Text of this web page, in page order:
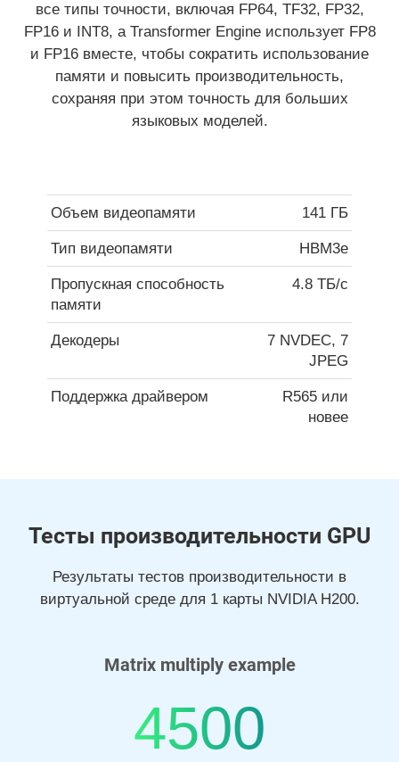
все типы точности, включая FP64, TF32, FP32,
FP16 и INT8, а Transformer Engine использует FP8
и FP16 вместе, чтобы сократить использование
памяти и повысить производительность,
сохраняя при этом точность для больших
языковых моделей.
Объем видеопамяти 141 ГБ
Тип видеопамяти HBM3e
Пропускная способность
памяти
4.8 ТБ/с
Декодеры
7 NVDEC, 7
JPEG
Поддержка драйвером
R565 или
новее
Тесты производительности GPU
Результаты тестов производительности в
виртуальной среде для 1 карты NVIDIA H200.
Matrix multiply example
4500